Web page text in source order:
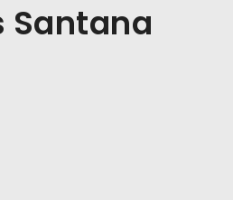
Santana